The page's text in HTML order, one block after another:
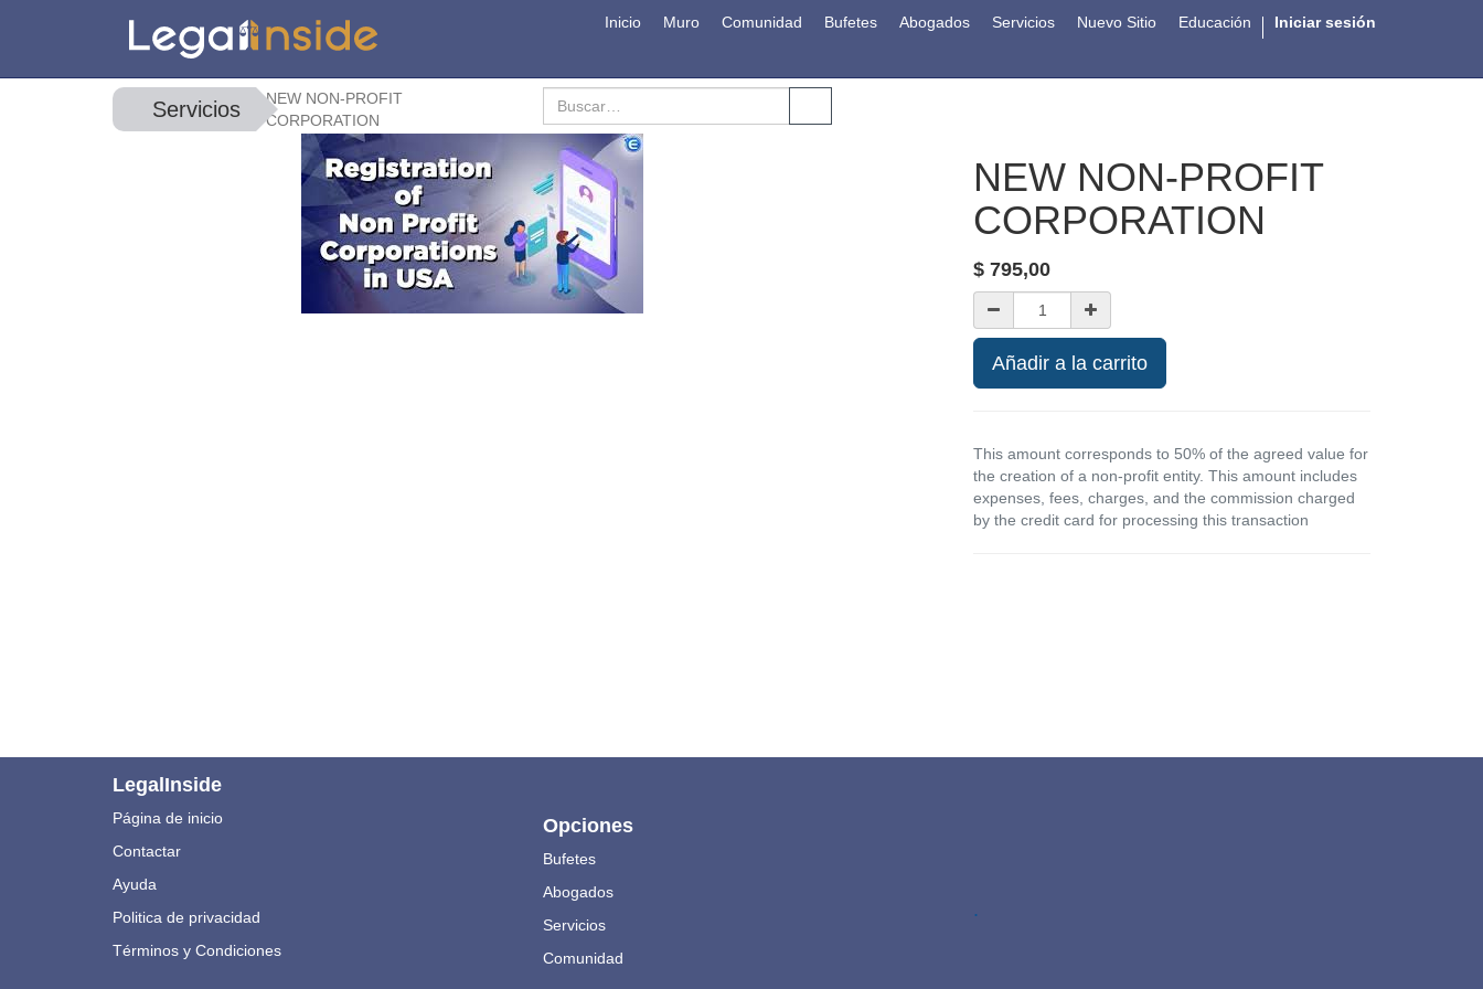
Inicio Muro Comunidad Bufetes Abogados Servicios Nuevo Sitio Educación Iniciar sesión
Servicios
NEW NON-PROFIT
CORPORATION
NEW NON-PROFIT
CORPORATION
$ 795,00
Añadir a la carrito
This amount corresponds to 50% of the agreed value for
the creation of a non-profit entity. This amount includes
expenses, fees, charges, and the commission charged
by the credit card for processing this transaction
LegalInside
Página de inicio
Contactar
Ayuda
Politica de privacidad
Términos y Condiciones
Opciones
Bufetes
Abogados
Servicios
Comunidad
.